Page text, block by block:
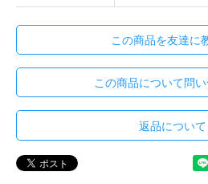
この商品を友達に
この商品について問
返品について